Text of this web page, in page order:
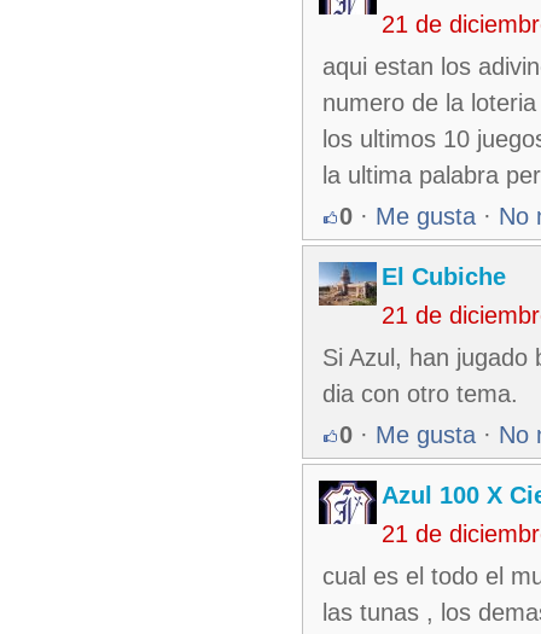
21 de
aqui estan los
numero de la
los ultimos 10
la ultima palabra
0 · Me gusta · No
El Cubiche
21 de
Si Azul, han jugado
dia con otro tema.
0 · Me gusta · No
Azul 100 X
21 de
cual es el todo el
las tunas , los